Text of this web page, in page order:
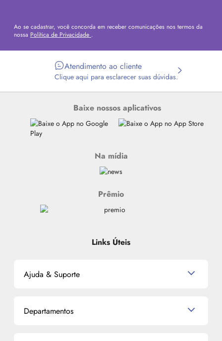
Ao se cadastrar, você concorda em receber comunicações nos termos da
nossa Política de Privacidade .
Atendimento ao cliente
Clique aqui para esclarecer suas dúvidas.
Baixe nossos aplicativos
Na mídia
Prêmio
Links Úteis
Ajuda & Suporte
Política de Devolução
Departamentos